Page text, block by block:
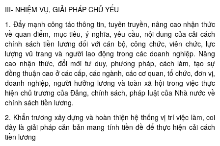
III- NHIỆM VỤ, GIẢI PHÁP CHỦ YẾU
1. Đẩy mạnh công tác thông tin, tuyên truyền, nâng cao nhận thức
về quan điểm, mục tiêu, ý nghĩa, yêu cầu, nội dung của cải cách
chính sách tiền lương đối với cán bộ, công chức, viên chức, lực
lượng vũ trang và người lao động trong các doanh nghiệp. Nâng
cao nhận thức, đổi mới tư duy, phương pháp, cách làm, tạo sự
đồng thuận cao ở các cấp, các ngành, các cơ quan, tổ chức, đơn vị,
doanh nghiệp, người hưởng lương và toàn xã hội trong việc thực
hiện chủ trương của Đảng, chính sách, pháp luật của Nhà nước về
chính sách tiền lương.
2. Khẩn trương xây dựng và hoàn thiện hệ thống vị trí việc làm, coi
đây là giải pháp căn bản mang tính tiền đề để thực hiện cải cách
tiền lương